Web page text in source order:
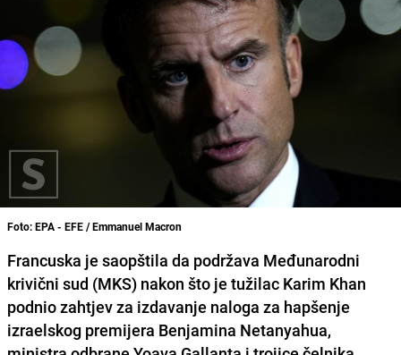
Foto: EPA - EFE / Emmanuel Macron
Francuska je saopštila da podržava Međunarodni
krivični sud (MKS) nakon što je tužilac Karim Khan
podnio zahtjev za izdavanje naloga za hapšenje
izraelskog premijera Benjamina Netanyahua,